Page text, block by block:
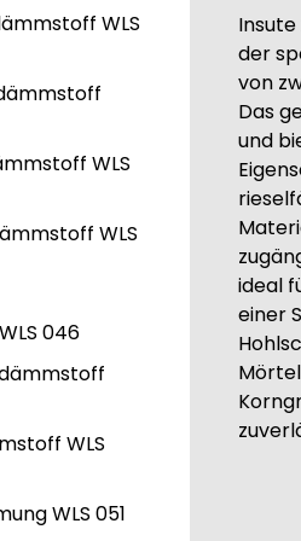
WLS
WLS
WLS
046
WLS
WLS 051
der
von
Das
und
ideal
einer